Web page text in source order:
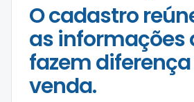
O cadastro
as informações
fazem
venda.